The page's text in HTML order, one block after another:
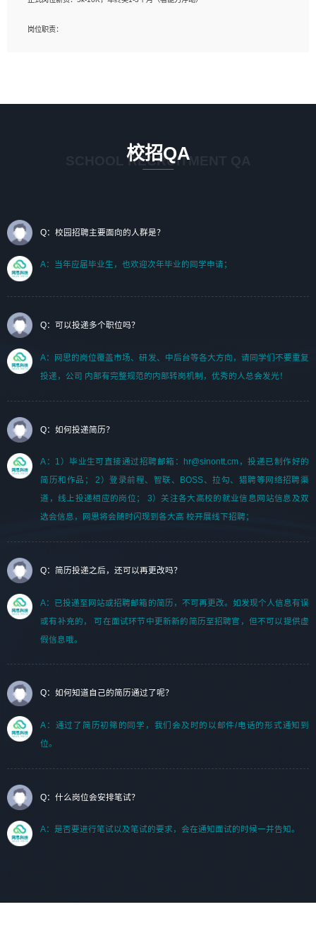
1、艺术设计类相关专业；（其中需求分析顾问不限专业）
岗位职责：
2. 熟悉 前端常用框架, 能独立完成设计给予的 UI 效果;
3. 有良好的代码习惯, 低级错误出现频率低;
7. 了解或熟悉 WebGL 及相关框架优先。
（岗位人员专职于行业应用解决方案、项目申报方案、投标方案的策划编写）
校招QA
SCHOOL RECRUITMENT QA
Q：校园招聘主要面向的人群是？
A：当年应届毕业生，也欢迎次年毕业的同学申请；
Q：可以投递多个职位吗？
A：网思的岗位覆盖市场、研发、中后台等各大方向，请同学们不要重复
投递，公司 内部有完整规范的内部转岗机制，优秀的人总会发光！
Q：如何投递简历？
A：1）毕业生可直接通过招聘邮箱：hr@sinontt.cm，投递已制作好的
简历和作品； 2）登录前程、智联、BOSS、拉勾、猎聘等网络招聘渠
道，线上投递相应的岗位； 3）关注各大高校的就业信息网站信息及双
选会信息，网思将会随时闪现到各大高 校开展线下招聘；
Q：简历投递之后，还可以再更改吗？
A：已投递至网站或招聘邮箱的简历，不可再更改。如发现个人信息有误
或有补充的， 可在面试环节中更新新的简历至招聘官，但不可以提供虚
假信息哦。
Q：如何知道自己的简历通过了呢？
A：通过了简历初筛的同学，我们会及时的以邮件/电话的形式通知到
位。
Q：什么岗位会安排笔试？
A：是否要进行笔试以及笔试的要求，会在通知面试的时候一并告知。